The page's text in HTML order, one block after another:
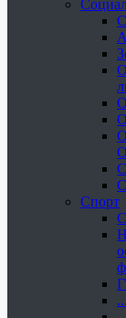
Спорт